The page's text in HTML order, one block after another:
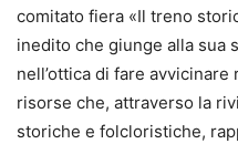
comitato fiera «Il treno
inedito che giunge alla sua
nell’ottica di fare
risorse che, attraverso la
storiche e folcloristiche,